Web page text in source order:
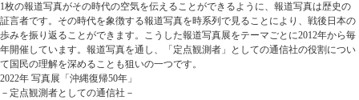
1枚の報道写真がその時代の空気を伝えることができるように、報道写真は歴史の
証言者です。その時代を象徴する報道写真を時系列で見ることにより、戦後日本の
歩みを振り返ることができます。こうした報道写真展をテーマごとに2012年から毎
年開催しています。報道写真を通し、「定点観測者」としての通信社の役割につい
て国民の理解を深めることも狙いの一つです。
2022年 写真展「沖縄復帰50年」
－定点観測者としての通信社－